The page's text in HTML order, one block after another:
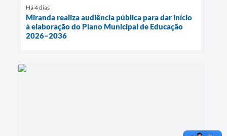
Há 4 dias
Miranda realiza audiência pública para dar início
à elaboração do Plano Municipal de Educação
2026–2036